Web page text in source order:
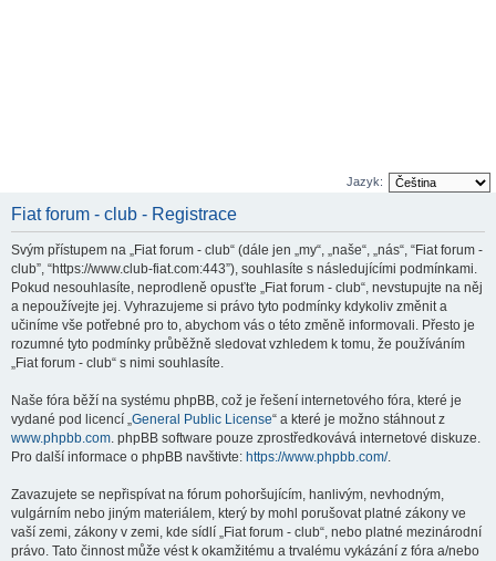
Jazyk:
Fiat forum - club - Registrace
Svým přístupem na „Fiat forum - club“ (dále jen „my“, „naše“, „nás“, “Fiat forum -
club”, “https://www.club-fiat.com:443”), souhlasíte s následujícími podmínkami.
Pokud nesouhlasíte, neprodleně opusťte „Fiat forum - club“, nevstupujte na něj
a nepoužívejte jej. Vyhrazujeme si právo tyto podmínky kdykoliv změnit a
učiníme vše potřebné pro to, abychom vás o této změně informovali. Přesto je
rozumné tyto podmínky průběžně sledovat vzhledem k tomu, že používáním
„Fiat forum - club“ s nimi souhlasíte.
Naše fóra běží na systému phpBB, což je řešení internetového fóra, které je
vydané pod licencí „General Public License“ a které je možno stáhnout z
www.phpbb.com. phpBB software pouze zprostředkovává internetové diskuze.
Pro další informace o phpBB navštivte: https://www.phpbb.com/.
Zavazujete se nepřispívat na fórum pohoršujícím, hanlivým, nevhodným,
vulgárním nebo jiným materiálem, který by mohl porušovat platné zákony ve
vaší zemi, zákony v zemi, kde sídlí „Fiat forum - club“, nebo platné mezinárodní
právo. Tato činnost může vést k okamžitému a trvalému vykázání z fóra a/nebo